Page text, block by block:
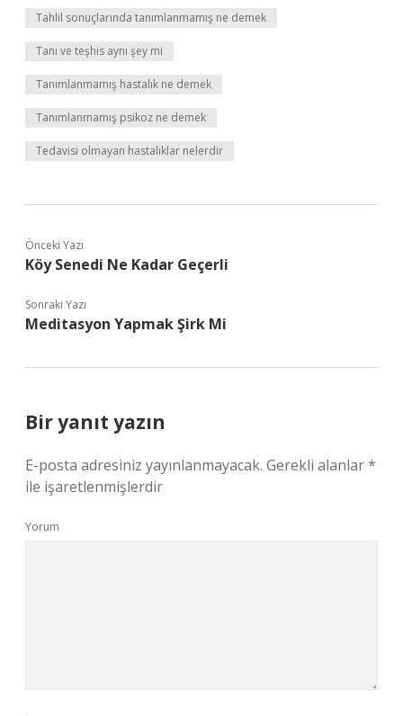
Tahlil sonuçlarında tanımlanmamış ne demek
Tanı ve teşhis aynı şey mi
Tanımlanmamış hastalık ne demek
Tanımlanmamış psikoz ne demek
Tedavisi olmayan hastalıklar nelerdir
Önceki Yazı
Köy Senedi Ne Kadar Geçerli
Sonraki Yazı
Meditasyon Yapmak Şirk Mi
Bir yanıt yazın
E-posta adresiniz yayınlanmayacak. Gerekli alanlar*
ile işaretlenmişlerdir
Yorum